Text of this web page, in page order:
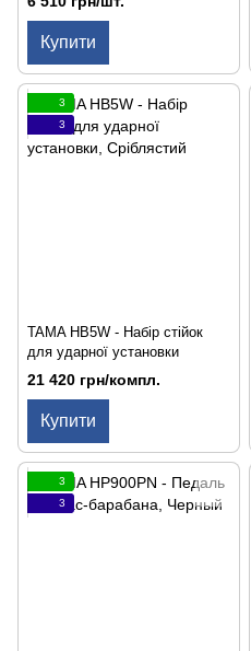
Купити
3
3
TAMA HB5W - Набір стійок
для ударної установки
21 420 грн/компл.
Купити
3
3